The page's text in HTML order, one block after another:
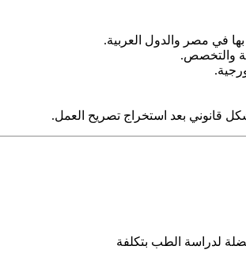
في مصر والدول العربية.
قانوني بعد استخراج تصريح العمل.
لدراسة الطب بتكلفة